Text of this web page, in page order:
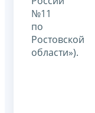
№11
по
Ростовской
области»).